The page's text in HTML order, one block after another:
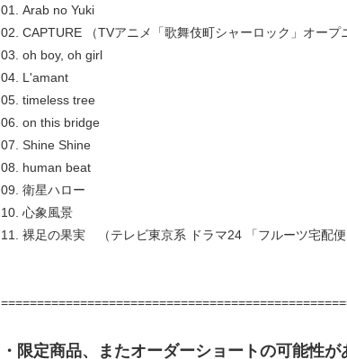
01. Arab no Yuki
02. CAPTURE （TVアニメ「歌舞伎町シャーロック」オープ
03. oh boy, oh girl
04. L'amant
05. timeless tree
06. on this bridge
07. Shine Shine
08. human beat
09. 衛星ハロー
10. 心象風景
11. 裸足の果実 （テレビ東京系 ドラマ24 「フルーツ宅配便
・限定商品、またオーダーショートの可能性